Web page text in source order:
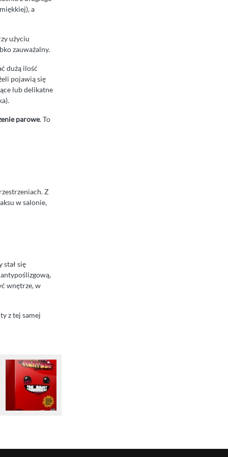
a
użyciu
zauważalny.
dużą ilość
pojawią się
lub delikatne
parowe. To
Z
w salonie,
stał się
wnętrze, w
z tej samej